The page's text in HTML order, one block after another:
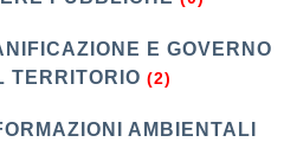
E GOVERNO
TERRITORIO (2)
AMBIENTALI